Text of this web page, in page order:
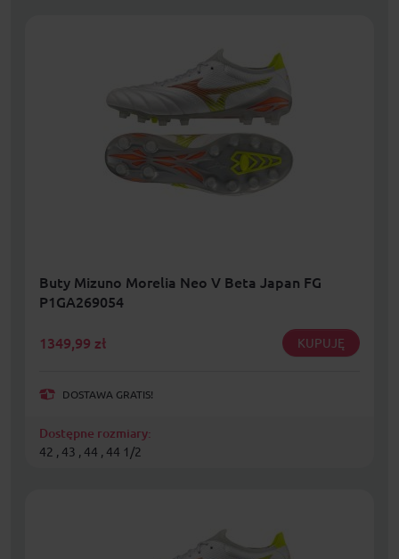
Buty Mizuno Morelia Neo V Beta Japan FG
P1GA269054
1349,99 zł KUPUJĘ
DOSTAWA GRATIS!
Dostępne rozmiary:
42 , 43 , 44 , 44 1/2